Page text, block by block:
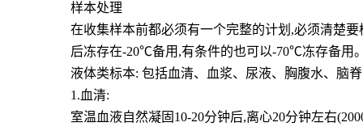
样本处理
在收集样本前都必须有一个完整的计划,必须清楚
后冻存在-20℃备用,有条件的也可以-70℃冻存备用
液体类标本: 包括血清、血浆、尿液、胸腹水、脑
1.血清:
室温血液自然凝固10-20分钟后,离心20分钟左右